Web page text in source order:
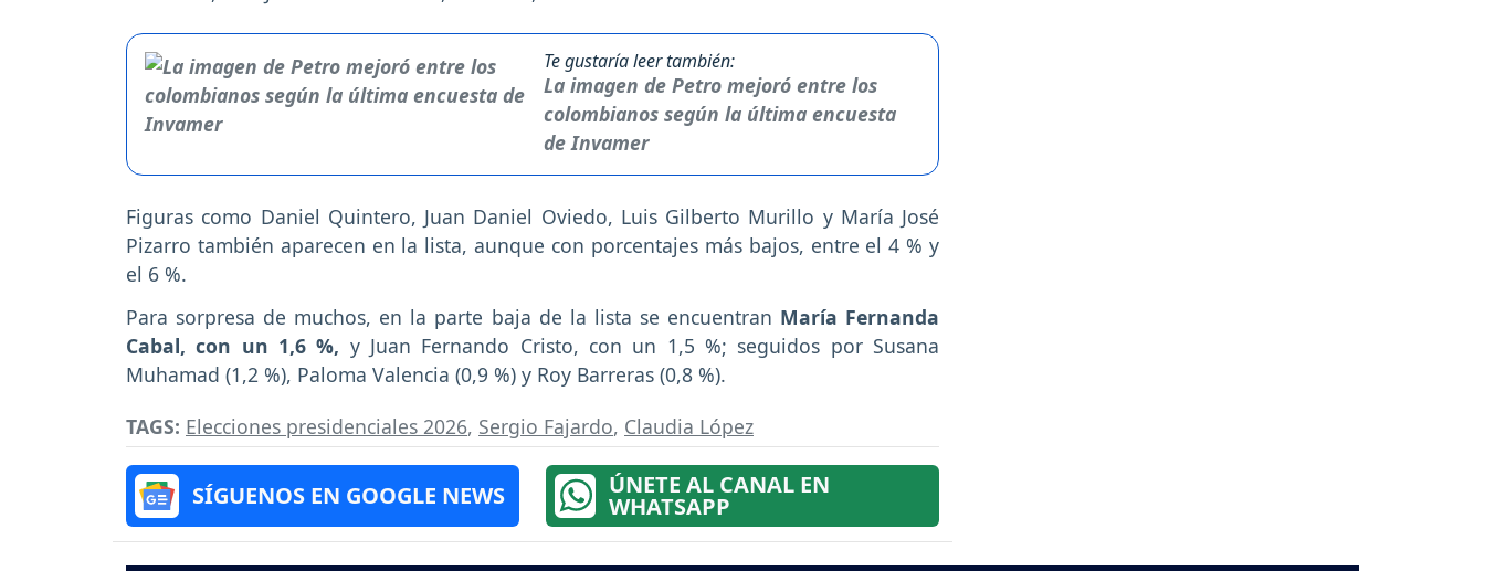
Te gustaría leer también:
La imagen de Petro mejoró entre los
colombianos según la última encuesta
de Invamer
Figuras como Daniel Quintero, Juan Daniel Oviedo, Luis Gilberto Murillo y María José
Pizarro también aparecen en la lista, aunque con porcentajes más bajos, entre el 4 % y
el 6 %.
Para sorpresa de muchos, en la parte baja de la lista se encuentran María Fernanda
Cabal, con un 1,6 %, y Juan Fernando Cristo, con un 1,5 %; seguidos por Susana
Muhamad (1,2 %), Paloma Valencia (0,9 %) y Roy Barreras (0,8 %).
TAGS: Elecciones presidenciales 2026, Sergio Fajardo, Claudia López
SÍGUENOS EN GOOGLE NEWS ÚNETE AL CANAL EN
WHATSAPP